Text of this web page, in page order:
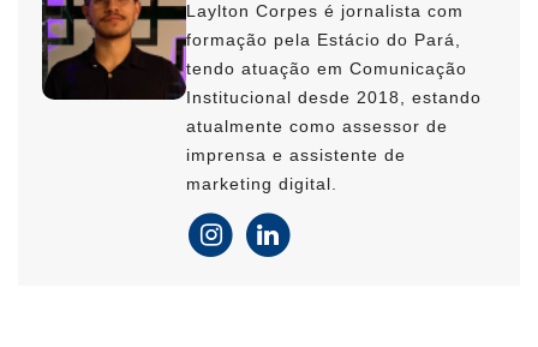
Laylton Corpes é jornalista com
formação pela Estácio do Pará,
tendo atuação em Comunicação
Institucional desde 2018, estando
atualmente como assessor de
imprensa e assistente de
marketing digital.